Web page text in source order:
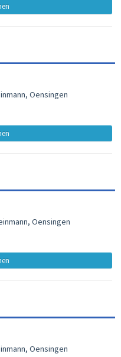
Oensingen
Oensingen
Oensingen